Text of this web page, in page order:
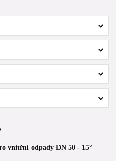
vnitřní odpady DN 50 - 15°